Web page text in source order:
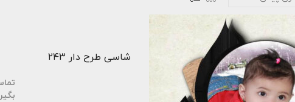
شاسی طرح دار ۲۴۳